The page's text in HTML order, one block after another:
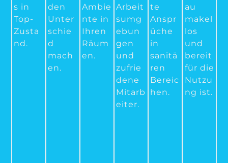
s in
Top-
Zusta
nd.
den
Unter
schie
d
mach
en.
Ambie
nte in
Ihren
Räum
en.
Arbeit
sumg
ebun
gen
und
zufrie
dene
Mitarb
eiter.
te
Anspr
üche
in
sanitä
ren
Bereic
hen.
au
makel
los
und
bereit
für die
Nutzu
ng ist.